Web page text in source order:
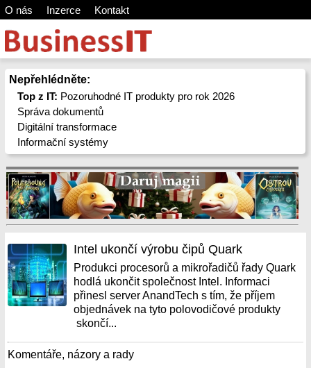
O nás Inzerce Kontakt
Nepřehlédněte:
Top z IT: Pozoruhodné IT produkty pro rok 2026
Správa dokumentů
Digitální transformace
Informační systémy
Intel ukončí výrobu čipů Quark
Produkci procesorů a mikrořadičů řady Quark
hodlá ukončit společnost Intel. Informaci
přinesl server AnandTech s tím, že příjem
objednávek na tyto polovodičové produkty
skončí...
Komentáře, názory a rady